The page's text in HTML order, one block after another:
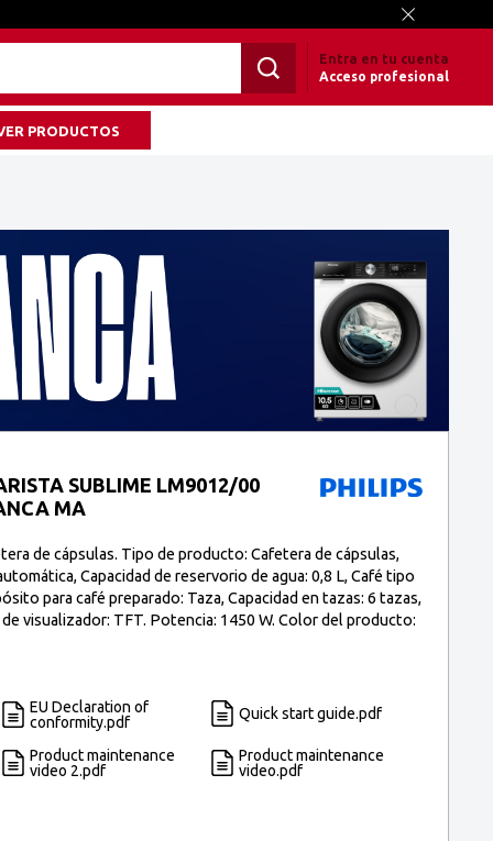
Entra en tu cuenta
Acceso profesional
PRODUCTOS
SUBLIME LM9012/00
MA
de cápsulas. Tipo de producto: Cafetera de cápsulas,
Capacidad de reservorio de agua: 0,8 L, Café tipo
para café preparado: Taza, Capacidad en tazas: 6 tazas,
visualizador: TFT. Potencia: 1450 W. Color del producto:
EU Declaration of
conformity.pdf
Quick start guide.pdf
Product maintenance
video 2.pdf
Product maintenance
video.pdf